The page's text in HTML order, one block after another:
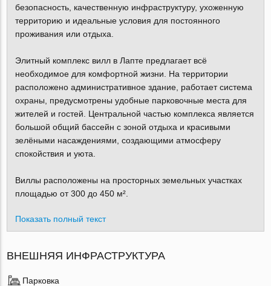
безопасность, качественную инфраструктуру, ухоженную
территорию и идеальные условия для постоянного
проживания или отдыха.
Элитный комплекс вилл в Лапте предлагает всё
необходимое для комфортной жизни. На территории
расположено административное здание, работает система
охраны, предусмотрены удобные парковочные места для
жителей и гостей. Центральной частью комплекса является
большой общий бассейн с зоной отдыха и красивыми
зелёными насаждениями, создающими атмосферу
спокойствия и уюта.
Виллы расположены на просторных земельных участках
площадью от 300 до 450 м².
Показать полный текст
ВНЕШНЯЯ ИНФРАСТРУКТУРА
Парковка